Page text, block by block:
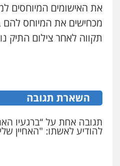
את האישומים המיוחסים
מכחישים את המיוחס להם
תקווה לאחר צילום התיק
השארת תגובה
תגובה אחת על “ברגעיו
להודיע לאשתו: "האחיין
ויקי שמואל
פלילי משפט
0528959600
0545437431
עו"ד עלי סעדי
פלילי פשיעה
ומעצרים